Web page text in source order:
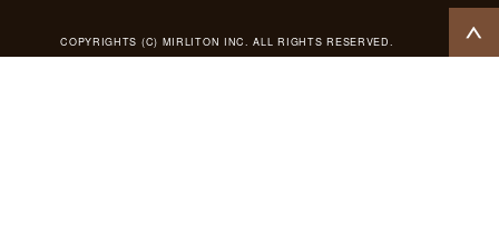
COPYRIGHTS (C) MIRLITON INC. ALL RIGHTS RESERVED.